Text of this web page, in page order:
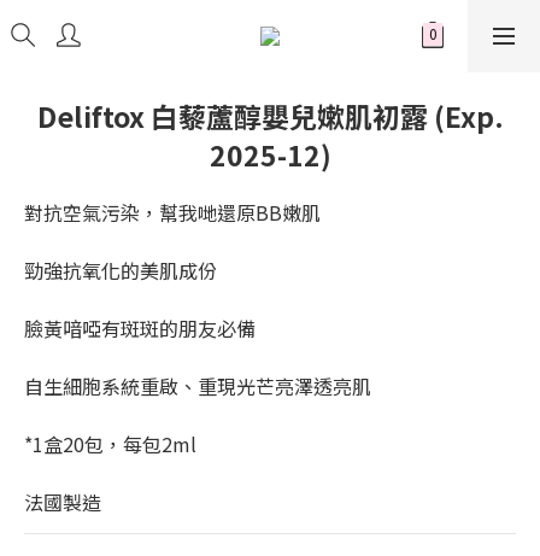
Deliftox 白藜蘆醇嬰兒嫰肌初露 (Exp.
2025-12)
對抗空氣污染，幫我哋還原BB嫩肌
勁強抗氧化的美肌成份
臉黃喑啞有斑斑的朋友必備
自生細胞系統重啟、重現光芒亮澤透亮肌
*1盒20包，每包2ml
法國製造